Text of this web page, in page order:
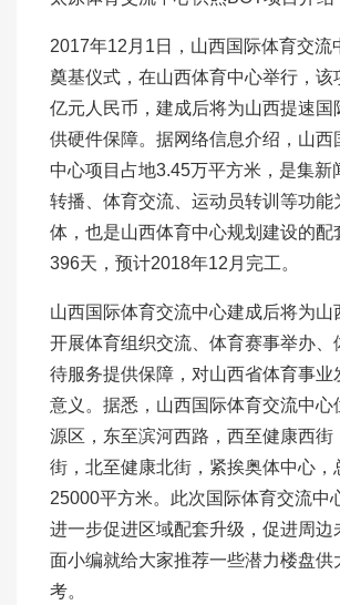
2017年12月1日，山西国际体育交流
奠基仪式，在山西体育中心举行，该
亿元人民币，建成后将为山西提速国
供硬件保障。据网络信息介绍，山西
中心项目占地3.45万平方米，是集新
转播、体育交流、运动员转训等功能
体，也是山西体育中心规划建设的配
396天，预计2018年12月完工。
山西国际体育交流中心建成后将为山
开展体育组织交流、体育赛事举办、
待服务提供保障，对山西省体育事业
意义。据悉，山西国际体育交流中心
源区，东至滨河西路，西至健康西街
街，北至健康北街，紧挨奥体中心，
25000平方米。此次国际体育交流中
进一步促进区域配套升级，促进周边
面小编就给大家推荐一些潜力楼盘供
考。